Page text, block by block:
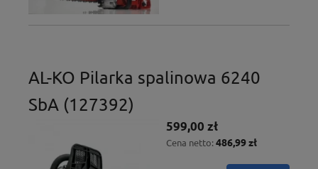
AL-KO Pilarka spalinowa 6240
SbA (127392)
599,00 zł
Cena netto: 486,99 zł